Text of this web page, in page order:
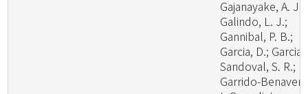
Gajanayake, A. J.;
Galindo, L. J.;
Gannibal, P. B.;
Garcia, D.; Garcia-
Sandoval, S. R.;
Garrido-